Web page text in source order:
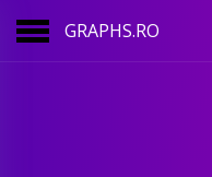
GRAPHS.RO